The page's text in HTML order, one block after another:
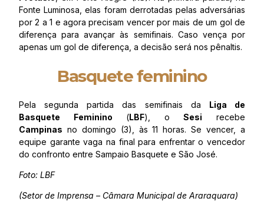
Fonte Luminosa, elas foram derrotadas pelas adversárias
por 2 a 1 e agora precisam vencer por mais de um gol de
diferença para avançar às semifinais. Caso vença por
apenas um gol de diferença, a decisão será nos pênaltis.
Basquete feminino
Pela segunda partida das semifinais da Liga de
Basquete Feminino (LBF), oSesi recebe
Campinas no domingo (3), às 11 horas. Se vencer, a
equipe garante vaga na final para enfrentar o vencedor
do confronto entre Sampaio Basquete e São José.
Foto: LBF
(Setor de Imprensa – Câmara Municipal de Araraquara)